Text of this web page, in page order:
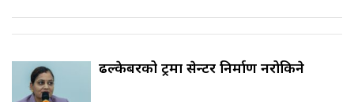
ढल्केबरको ट्रमा सेन्टर निर्माण नरोकिने